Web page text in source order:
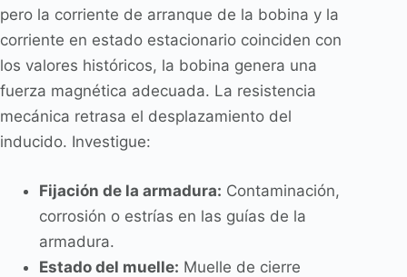
pero la corriente de arranque de la bobina y la
corriente en estado estacionario coinciden con
los valores históricos, la bobina genera una
fuerza magnética adecuada. La resistencia
mecánica retrasa el desplazamiento del
inducido. Investigue:
Fijación de la armadura: Contaminación,
corrosión o estrías en las guías de la
armadura.
Estado del muelle: Muelle de cierre